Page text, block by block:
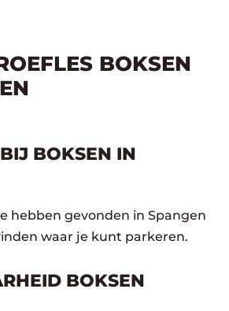
BOKSEN
BOKSEN IN
hebben gevonden in Spangen
waar je kunt parkeren.
BOKSEN